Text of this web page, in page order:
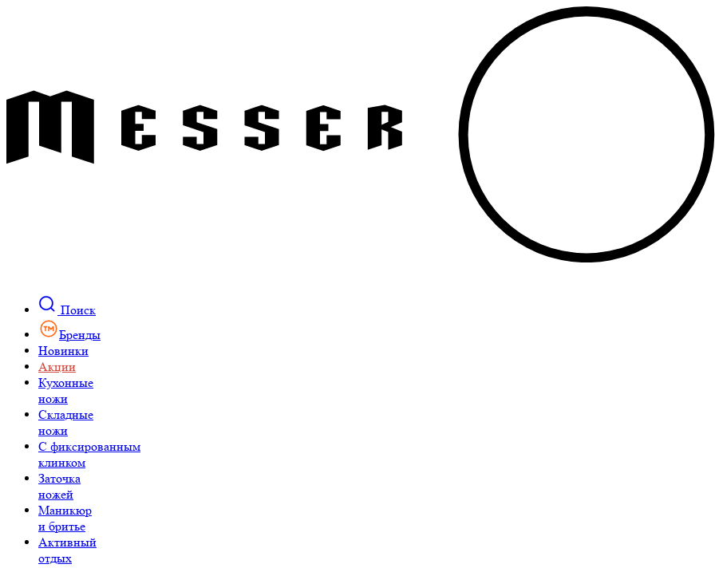
Поиск
Бренды
Новинки
Акции
Кухонные
ножи
Складные
ножи
C фиксированным
клинком
Заточка
ножей
Маникюр
и бритье
Активный
отдых